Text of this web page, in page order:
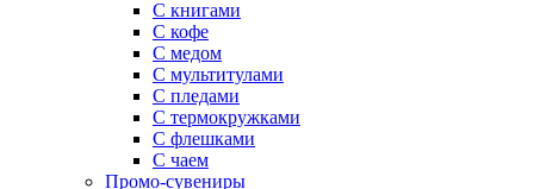
С книгами
С кофе
С медом
С мультитулами
С пледами
С термокружками
С флешками
С чаем
Промо-сувениры